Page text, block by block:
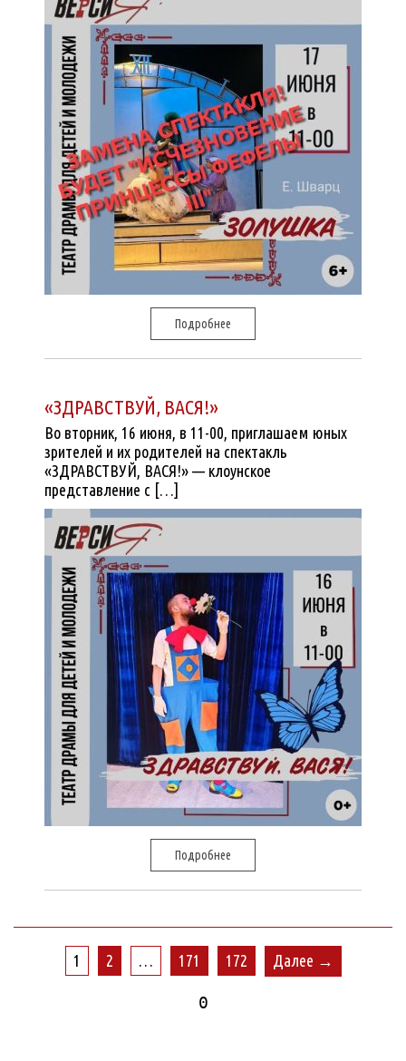
Подробнее
«ЗДРАВСТВУЙ, ВАСЯ!»
Во вторник, 16 июня, в 11-00, приглашаем юных
зрителей и их родителей на спектакль
«ЗДРАВСТВУЙ, ВАСЯ!» — клоунское
представление с […]
Подробнее
1 2 … 171 172 Далее →
0